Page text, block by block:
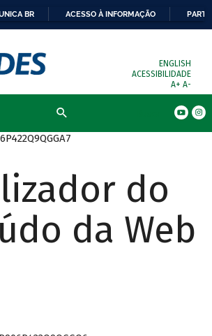
BR ACESSO À INFORMAÇÃO
ENGLISH
ACESSIBILIDADE
A+ A-
do
da Web